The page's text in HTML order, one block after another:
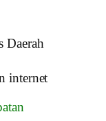
Daerah
internet